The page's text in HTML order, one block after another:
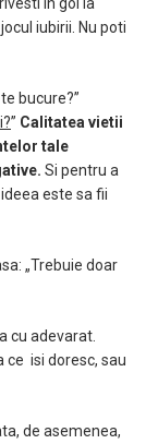
iubirii. Nu poti
bucure?”
” Calitatea vietii
tale
Si pentru a
este sa fii
„Trebuie doar
cu adevarat.
ce isi doresc, sau
de asemenea,